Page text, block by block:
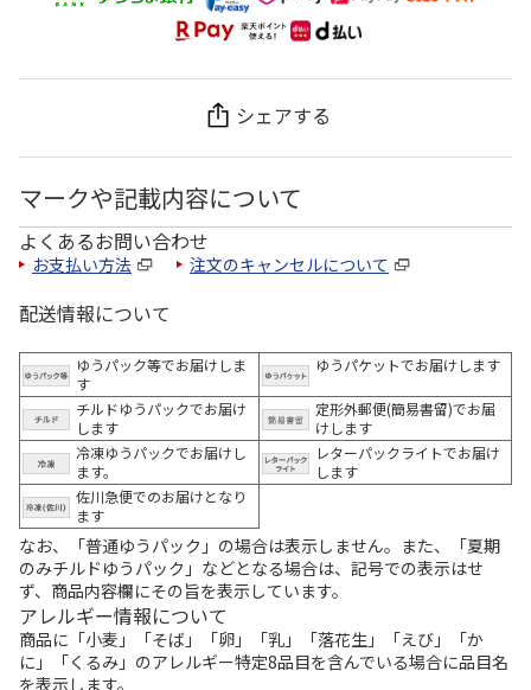
シェアする
マークや記載内容について
よくあるお問い合わせ
お支払い方法 注文のキャンセルについて
配送情報について
ゆうパック等でお届けしま
す
ゆうパケットでお届けします
チルドゆうパックでお届け
します
定形外郵便(簡易書留)でお届
けします
冷凍ゆうパックでお届けし
ます。
レターパックライトでお届け
します
佐川急便でのお届けとなり
ます
なお、「普通ゆうパック」の場合は表示しません。また、「夏期
のみチルドゆうパック」などとなる場合は、記号での表示はせ
ず、商品内容欄にその旨を表示しています。
アレルギー情報について
商品に「小麦」「そば」「卵」「乳」「落花生」「えび」「か
に」「くるみ」のアレルギー特定8品目を含んでいる場合に品目名
を表示します。